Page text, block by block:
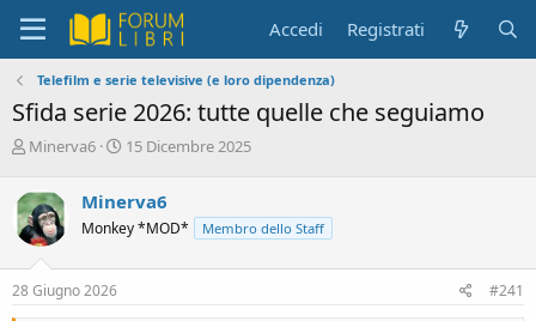
Accedi Registrati
Telefilm e serie televisive (e loro dipendenza)
Sfida serie 2026: tutte quelle che seguiamo
C
e
a
t
o
r
e
Minerva6
D
a
d
i
15 Dicembre 2025
Minerva6
Monkey *MOD* Membro dello Staff
28 Giugno 2026 #241